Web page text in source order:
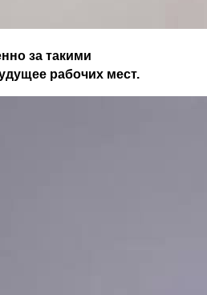
за такими
рабочих мест.